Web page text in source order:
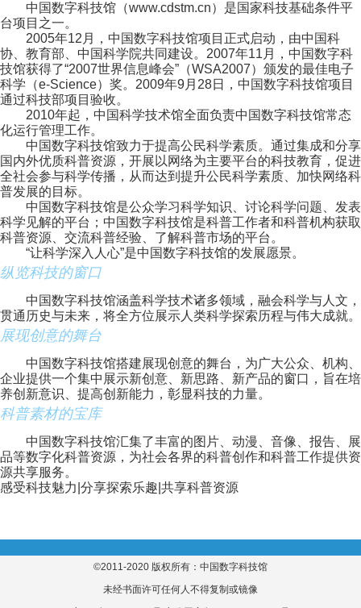
中国数字科技馆（www.cdstm.cn）是国家科技基础条件平
台项目之一。
2005年12月，中国数字科技馆项目正式启动，由中国科
协、教育部、中国科学院共同建设。2007年11月，中国数字科
技馆获得了“2007世界信息峰会”（WSA2007）颁发的最佳电子
科学（e-Science）奖。2009年9月28日，中国数字科技馆项目
通过科技部项目验收。
2010年起，中国科学技术馆全面负责中国数字科技馆常态
化运行管理工作。
中国数字科技馆致力于提高公民科学素质。通过集成和分享
国内外优质科普资源，开展以网络为主要平台的科技教育，促进
全社会参与科学传播，从而达到提升公民科学素质、加快网络科
普发展的目标。
中国数字科技馆是公众学习科学知识、讨论科学问题、发表
科学见解的平台；中国数字科技馆是科普工作者和科普机构获取
科普资源、交流科普经验、了解科普市场的平台。
“让科学深入人心”是中国数字科技馆的发展愿景。
纵览科技的窗口
中国数字科技馆涵盖科学技术诸多领域，融会科学与人文，
贯通历史与未来，将全方位展示人类科学探索历程与伟大成就。
展现创意的舞台
中国数字科技馆搭建展现创意的舞台，为广大公众、机构、
企业提供一个集中展示新创意、新思路、新产品的窗口，旨在培
养创新意识、提高创新能力，彰显科技的力量。
科普素材的宝库
中国数字科技馆汇集了丰富的图片、动漫、音像、报告、展
品等数字化科普资源，为社会各界的科普创作和科普工作提供资
源共享服务。
感受科技魅力|分享探索乐趣|共享科普资源
©2011-2020 版权所有：中国数字科技馆
未经书面许可任何人不得复制或镜像